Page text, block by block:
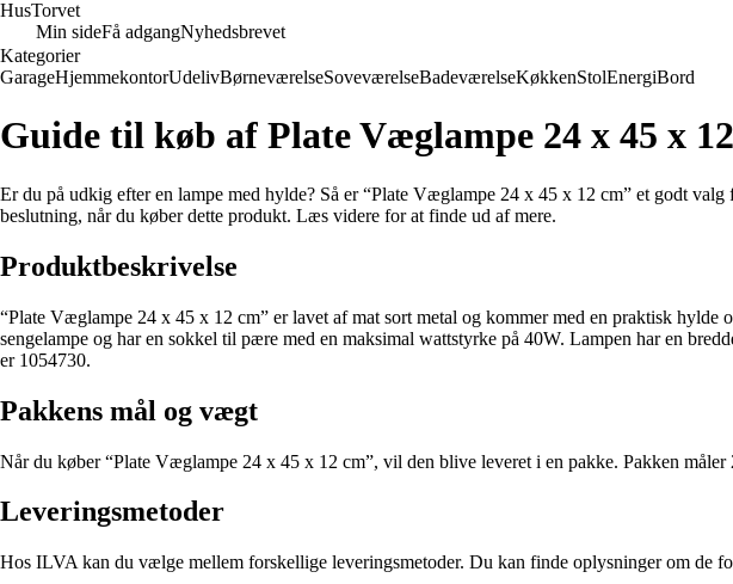
HusTorvet
Min sideFå adgangNyhedsbrevet
Kategorier
GarageHjemmekontorUdelivBørneværelseSoveværelseBadeværelseKøkkenStolEnergiBord
Guide til køb af Plate Væglampe 24 x 45 x
Er du på udkig efter en lampe med hylde? Så er “Plate Væglampe 24 x 45 x 12 cm” et godt
beslutning, når du køber dette produkt. Læs videre for at finde ud af mere.
Produktbeskrivelse
“Plate Væglampe 24 x 45 x 12 cm” er lavet af mat sort metal og kommer med en praktisk
sengelampe og har en sokkel til pære med en maksimal wattstyrke på 40W. Lampen har en
er 1054730.
Pakkens mål og vægt
Når du køber “Plate Væglampe 24 x 45 x 12 cm”, vil den blive leveret i en pakke. Pakken
Leveringsmetoder
Hos ILVA kan du vælge mellem forskellige leveringsmetoder. Du kan finde oplysninger om de